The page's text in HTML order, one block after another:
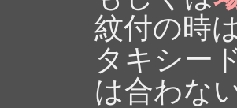
紋付の時
タキシー
は合わな